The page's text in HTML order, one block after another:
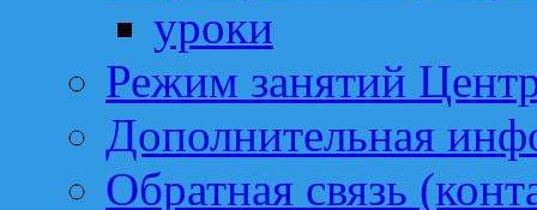
уроки
Режим занятий
Дополнительная
Обратная связь